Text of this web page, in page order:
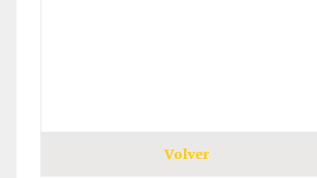
Volver